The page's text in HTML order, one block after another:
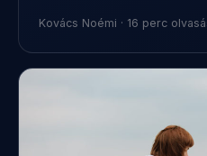
Kovács Noémi · 16 perc